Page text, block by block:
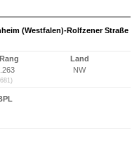
(Westfalen)-Rolfzener Straße
Land
NW